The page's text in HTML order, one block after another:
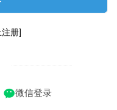
册]
微信登录